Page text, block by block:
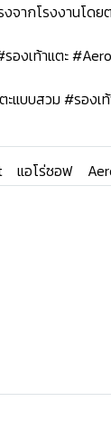
จากโรงงานโดย
รองเท้าแตะ
ะแบบสวม #รอง
แอโร่ซอฟ